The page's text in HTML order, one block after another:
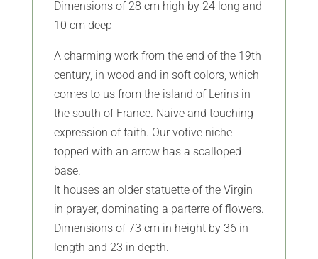
Dimensions of 28 cm high by 24 long and
10 cm deep
A charming work from the end of the 19th
century, in wood and in soft colors, which
comes to us from the island of Lerins in
the south of France. Naive and touching
expression of faith. Our votive niche
topped with an arrow has a scalloped
base.
It houses an older statuette of the Virgin
in prayer, dominating a parterre of flowers.
Dimensions of 73 cm in height by 36 in
length and 23 in depth.